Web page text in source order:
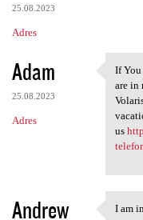
25.08.2023
Adres
Adam
25.08.2023
Adres
If
If You
are in
us
Andrew
I am